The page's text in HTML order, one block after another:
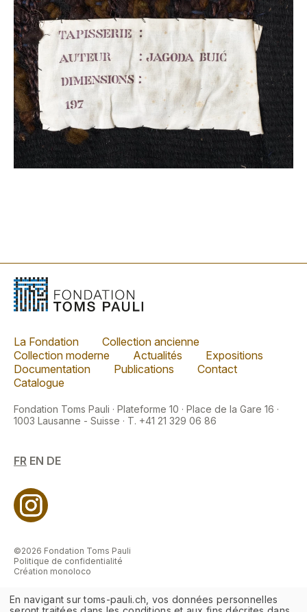
La Fondation
Collection ancienne
Collection moderne
Actualités
Expositions
Documentation
Publications
Contact
Catalogue
Fondation Toms Pauli · Plateforme 10 · Place de la Gare 16 ·
1003 Lausanne - Suisse · T. +41 21 329 06 86
FR EN DE
©2026 Fondation Toms Pauli
Politique de confidentialité
Création monoloco
En navigant sur toms-pauli.ch, vos données personnelles